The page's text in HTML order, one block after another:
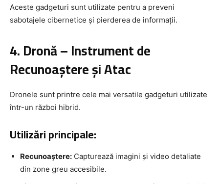
Aceste gadgeturi sunt utilizate pentru a preveni
sabotajele cibernetice și pierderea de informații.
4. Dronă – Instrument de
Recunoaștere și Atac
Dronele sunt printre cele mai versatile gadgeturi utilizate
într-un război hibrid.
Utilizări principale:
Recunoaștere: Capturează imagini și video detaliate
din zone greu accesibile.